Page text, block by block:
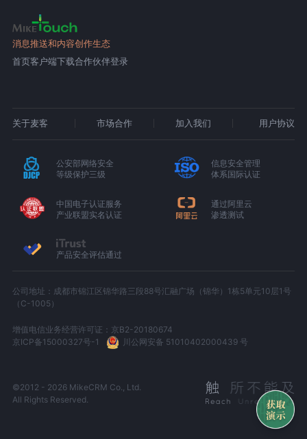
消息推送和内容创作生态
首页客户端下载合作伙伴登录
关于麦客 市场合作 加入我们 用户协议
公安部网络安全
等级保护三级
信息安全管理
体系国际认证
中国电子认证服务
产业联盟实名认证
通过阿里云
渗透测试
产品安全评估通过
公司地址：成都市锦江区锦华路三段88号汇融广场（锦华）1栋5单元10层1号
（C-1005）
增值电信业务经营许可证：京B2-20180674
京ICP备15000327号-1
川公网安备 51010402000439 号
©2012 - 2026 MikeCRM Co., Ltd.
All Rights Reserved.